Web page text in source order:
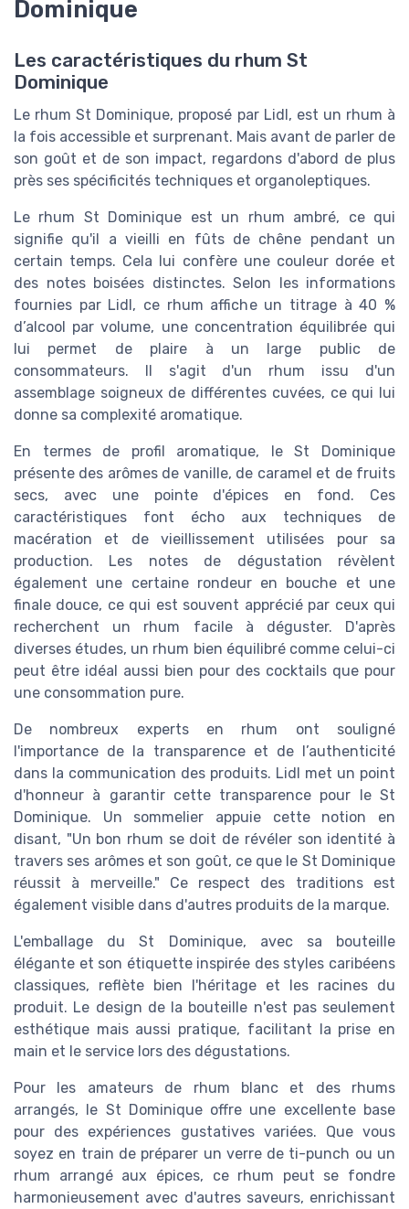
Dominique
Les caractéristiques du rhum St
Dominique
Le rhum St Dominique, proposé par Lidl, est un rhum à
la fois accessible et surprenant. Mais avant de parler de
son goût et de son impact, regardons d'abord de plus
près ses spécificités techniques et organoleptiques.
Le rhum St Dominique est un rhum ambré, ce qui
signifie qu'il a vieilli en fûts de chêne pendant un
certain temps. Cela lui confère une couleur dorée et
des notes boisées distinctes. Selon les informations
fournies par Lidl, ce rhum affiche un titrage à 40 %
d’alcool par volume, une concentration équilibrée qui
lui permet de plaire à un large public de
consommateurs. Il s'agit d'un rhum issu d'un
assemblage soigneux de différentes cuvées, ce qui lui
donne sa complexité aromatique.
En termes de profil aromatique, le St Dominique
présente des arômes de vanille, de caramel et de fruits
secs, avec une pointe d'épices en fond. Ces
caractéristiques font écho aux techniques de
macération et de vieillissement utilisées pour sa
production. Les notes de dégustation révèlent
également une certaine rondeur en bouche et une
finale douce, ce qui est souvent apprécié par ceux qui
recherchent un rhum facile à déguster. D'après
diverses études, un rhum bien équilibré comme celui-ci
peut être idéal aussi bien pour des cocktails que pour
une consommation pure.
De nombreux experts en rhum ont souligné
l'importance de la transparence et de l’authenticité
dans la communication des produits. Lidl met un point
d'honneur à garantir cette transparence pour le St
Dominique. Un sommelier appuie cette notion en
disant, "Un bon rhum se doit de révéler son identité à
travers ses arômes et son goût, ce que le St Dominique
réussit à merveille." Ce respect des traditions est
également visible dans d'autres produits de la marque.
L'emballage du St Dominique, avec sa bouteille
élégante et son étiquette inspirée des styles caribéens
classiques, reflète bien l'héritage et les racines du
produit. Le design de la bouteille n'est pas seulement
esthétique mais aussi pratique, facilitant la prise en
main et le service lors des dégustations.
Pour les amateurs de rhum blanc et des rhums
arrangés, le St Dominique offre une excellente base
pour des expériences gustatives variées. Que vous
soyez en train de préparer un verre de ti-punch ou un
rhum arrangé aux épices, ce rhum peut se fondre
harmonieusement avec d'autres saveurs, enrichissant